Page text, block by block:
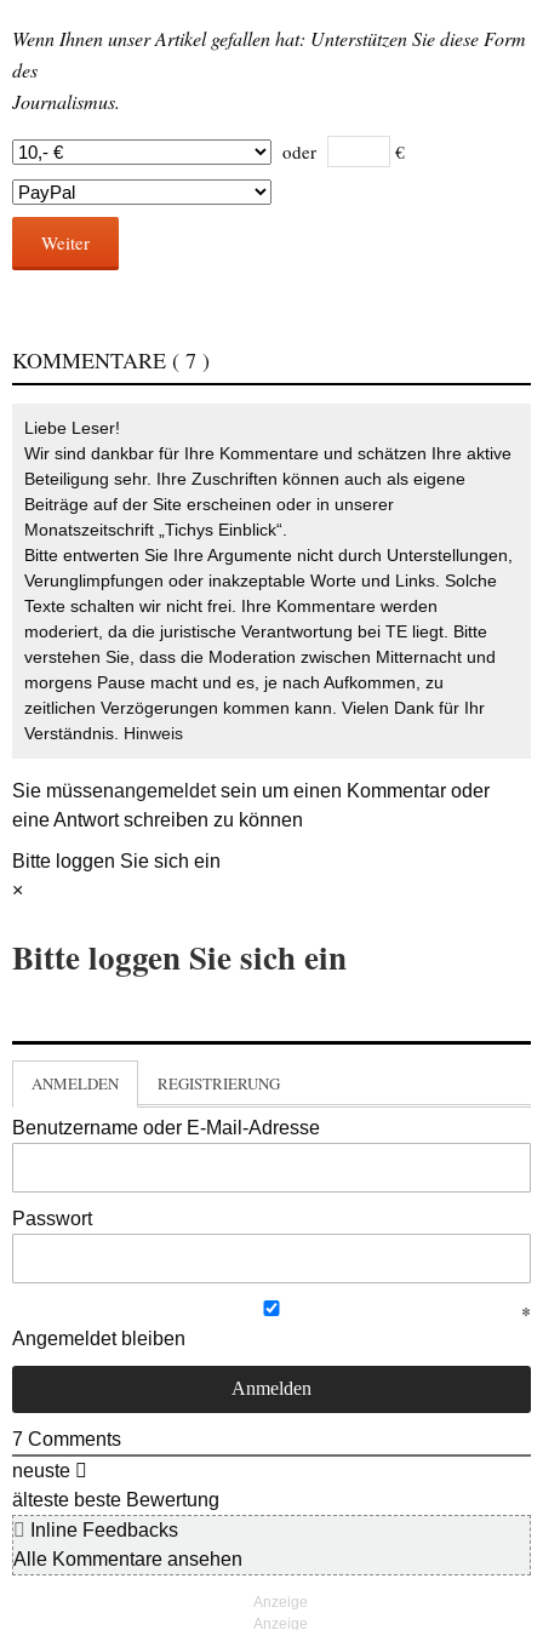
Wenn Ihnen unser Artikel gefallen hat: Unterstützen Sie diese Form
des
Journalismus.
oder €
Weiter
KOMMENTARE ( 7 )
Liebe Leser!
Wir sind dankbar für Ihre Kommentare und schätzen Ihre aktive
Beteiligung sehr. Ihre Zuschriften können auch als eigene
Beiträge auf der Site erscheinen oder in unserer
Monatszeitschrift „Tichys Einblick“.
Bitte entwerten Sie Ihre Argumente nicht durch Unterstellungen,
Verunglimpfungen oder inakzeptable Worte und Links. Solche
Texte schalten wir nicht frei. Ihre Kommentare werden
moderiert, da die juristische Verantwortung bei TE liegt. Bitte
verstehen Sie, dass die Moderation zwischen Mitternacht und
morgens Pause macht und es, je nach Aufkommen, zu
zeitlichen Verzögerungen kommen kann. Vielen Dank für Ihr
Verständnis. Hinweis
Sie müssenangemeldetsein um einen Kommentar oder
eine Antwort schreiben zu können
Bitte loggen Sie sich ein
×
Bitte loggen Sie sich ein
ANMELDEN REGISTRIERUNG
Benutzername oder E-Mail-Adresse
Passwort
Angemeldet bleiben
7 Comments
neuste
älteste beste Bewertung
Inline Feedbacks
Alle Kommentare ansehen